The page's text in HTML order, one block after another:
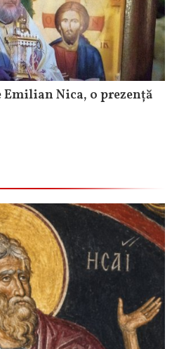
Nica, o prezență